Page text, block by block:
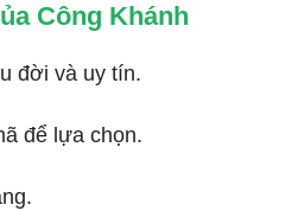
Công Khánh
đời và uy tín.
để lựa chọn.